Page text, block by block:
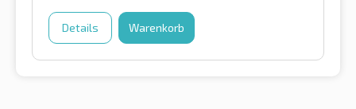
Details Warenkorb